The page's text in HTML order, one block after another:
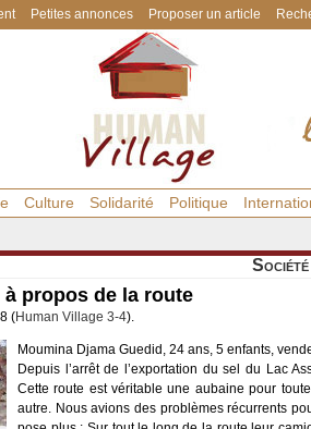
Petites annonces Proposer un article
Culture Solidarité Politique
Société
propos de la route
(Human Village 3-4).
Moumina Djama Guedid, 24 ans, 5 enfants,
Depuis l’arrêt de l’exportation du sel du Lac
Cette route est véritable une aubaine pour
autre. Nous avions des problèmes récurrents